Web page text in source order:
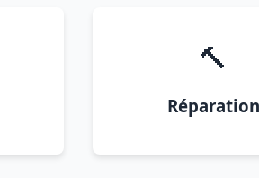
🔨
Réparation